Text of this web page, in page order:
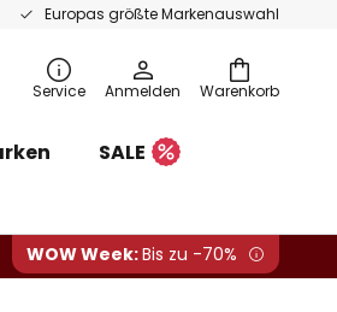
Europas größte Markenauswahl
Warenkorb
Service Anmelden
SALE
WOW Week:Bis zu -70%